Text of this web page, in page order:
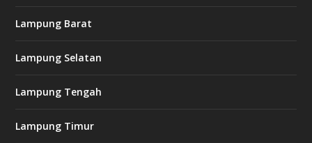
Lampung Barat
Lampung Selatan
Lampung Tengah
Lampung Timur